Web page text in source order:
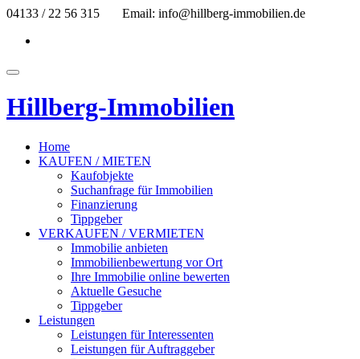
Skip
content
04133 / 22 56 315 Email: info@hillberg-immobilien.de
Toggle
Hillberg-Immobilien
Home
KAUFEN / MIETEN
Kaufobjekte
Suchanfrage für Immobilien
Finanzierung
Tippgeber
VERKAUFEN / VERMIETEN
Immobilie anbieten
Immobilienbewertung vor Ort
Ihre Immobilie online bewerten
Aktuelle Gesuche
Tippgeber
Leistungen
Leistungen für Interessenten
Leistungen für Auftraggeber